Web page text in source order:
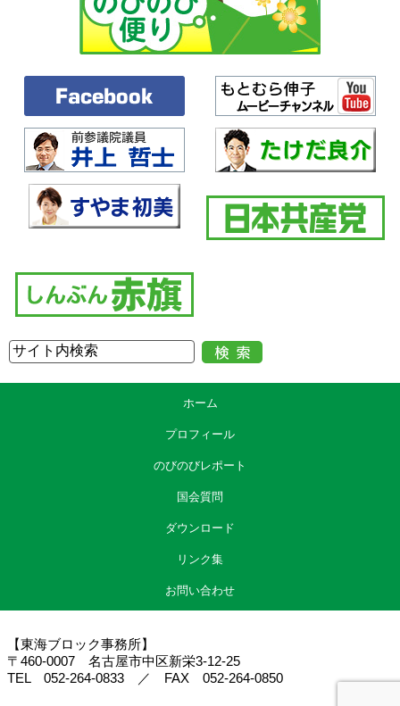
ホーム
プロフィール
のびのびレポート
国会質問
ダウンロード
リンク集
お問い合わせ
【東海ブロック事務所】
〒460-0007 名古屋市中区新栄3-12-25
TEL 052-264-0833 ／ FAX 052-264-0850